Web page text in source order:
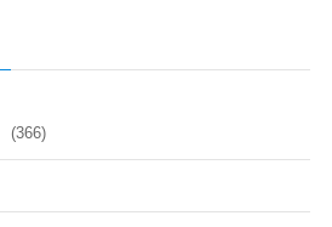
(366)